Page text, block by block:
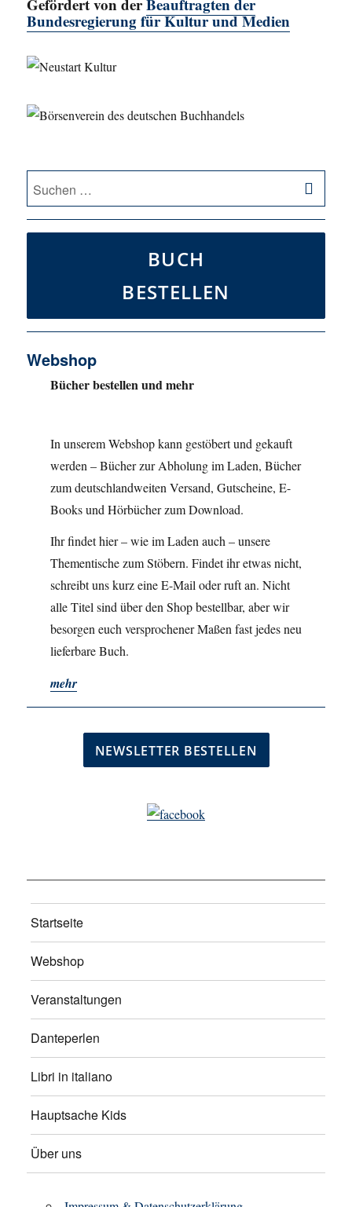
Bundesregierung für Kultur und Medien
Suche
nach:
BUCH
BESTELLEN
Webshop
Bücher bestellen und mehr
In unserem Webshop kann gestöbert und gekauft
werden – Bücher zur Abholung im Laden, Bücher
zum deutschlandweiten Versand, Gutscheine, E-
Books und Hörbücher zum Download.
Ihr findet hier – wie im Laden auch – unsere
Thementische zum Stöbern. Findet ihr etwas nicht,
schreibt uns kurz eine E-Mail oder ruft an. Nicht
alle Titel sind über den Shop bestellbar, aber wir
besorgen euch versprochener Maßen fast jedes neu
lieferbare Buch.
mehr
Startseite
Webshop
Veranstaltungen
Danteperlen
Libri in italiano
Hauptsache Kids
Über uns